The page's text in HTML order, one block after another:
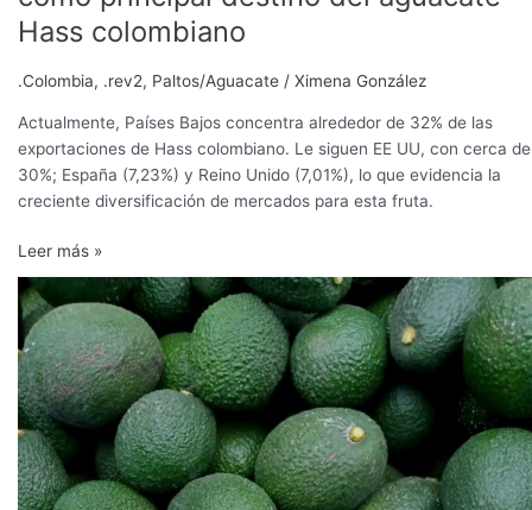
Hass colombiano
.Colombia, .rev2, Paltos/Aguacate / Ximena González
Actualmente, Países Bajos concentra alrededor de 32% de las
exportaciones de Hass colombiano. Le siguen EE UU, con cerca
30%; España (7,23%) y Reino Unido (7,01%), lo que evidencia la
creciente diversificación de mercados para esta fruta.
Leer más »
“El
mercado
canadiense
existe,
crece
y
ofrece
oportunidades
para